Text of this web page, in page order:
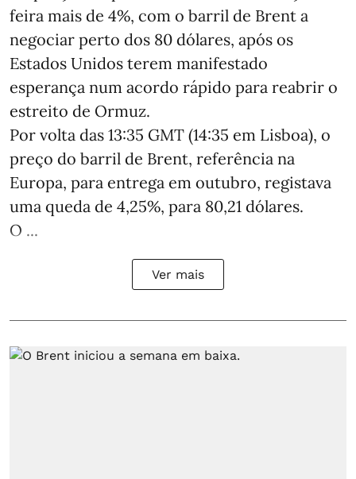
feira mais de 4%, com o barril de Brent a
negociar perto dos 80 dólares, após os
Estados Unidos terem manifestado
esperança num acordo rápido para reabrir o
estreito de Ormuz.
Por volta das 13:35 GMT (14:35 em Lisboa), o
preço do barril de Brent, referência na
Europa, para entrega em outubro, registava
uma queda de 4,25%, para 80,21 dólares.
O ...
Ver mais